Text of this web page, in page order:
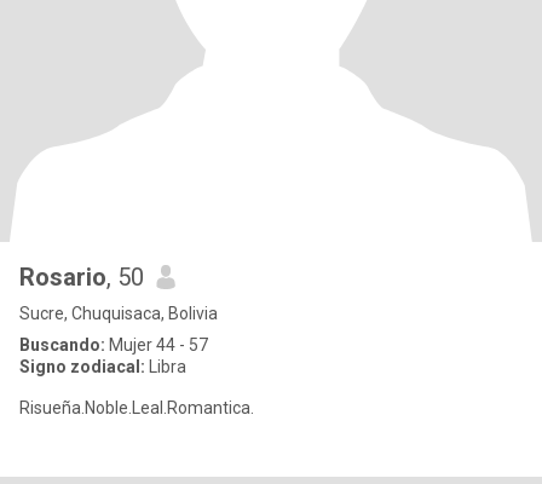
Rosario, 50
Sucre, Chuquisaca, Bolivia
Buscando: Mujer 44 - 57
Signo zodiacal: Libra
Risueña.Noble.Leal.Romantica.